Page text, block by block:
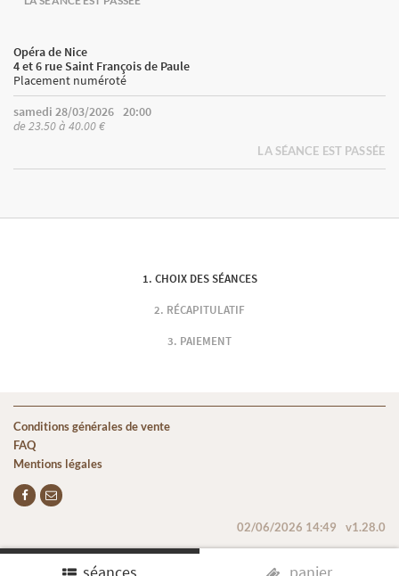
Opéra de Nice
4 et 6 rue Saint François de Paule
Placement numéroté
samedi 28/03/2026 20:00
de 23.50 à 40.00 €
LA SÉANCE EST PASSÉE
CHOIX DES SÉANCES
RÉCAPITULATIF
PAIEMENT
Conditions générales de vente
FAQ
Mentions légales
02/06/2026 14:49 v1.28.0